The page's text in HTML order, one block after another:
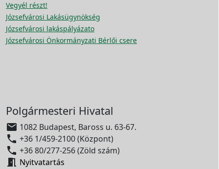
Vegyél részt!
Józsefvárosi Lakásügynökség
Józsefvárosi lakáspályázato
Józsefvárosi Önkormányzati Bérlői csere
Polgármesteri Hivatal
 1082 Budapest, Baross u. 63-67.
 +36 1/459-2100 (Központ)
 +36 80/277-256 (Zöld szám)
 Nyitvatartás